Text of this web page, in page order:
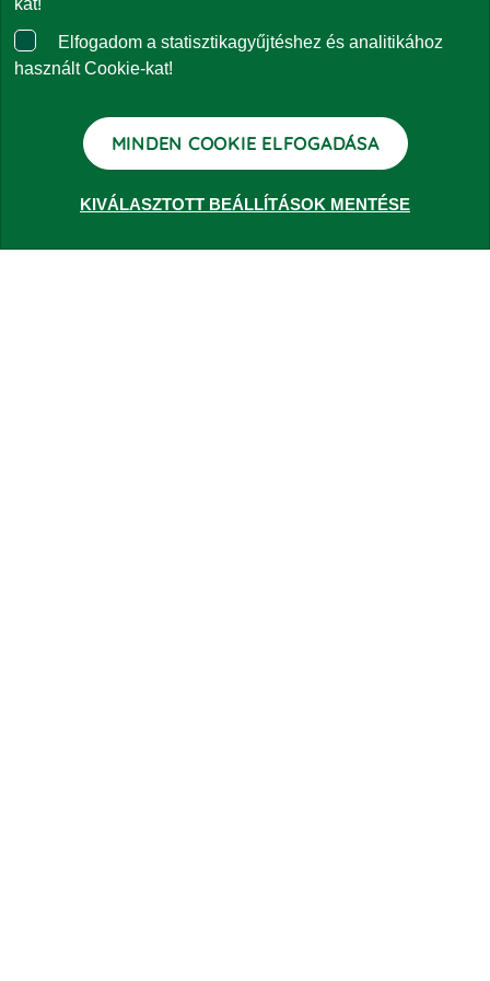
Panaszkezelés
Kapcsolat
Elfogadom a statisztikagyűjtéshez és analitikához
használt Cookie-kat!
MINDEN COOKIE ELFOGADÁSA
KIVÁLASZTOTT BEÁLLÍTÁSOK MENTÉSE